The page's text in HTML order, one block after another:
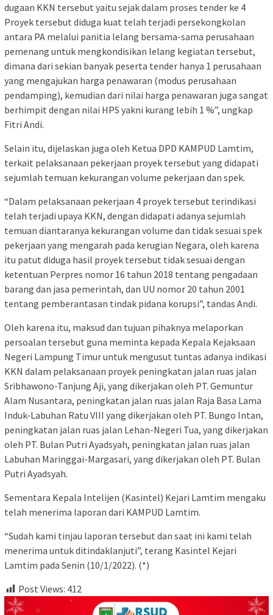
dugaan KKN tersebut yaitu sejak dalam proses tender ke 4
Proyek tersebut diduga kuat telah terjadi persekongkolan
antara PA melalui panitia lelang bersama-sama perusahaan
pemenang untuk mengkondisikan lelang kegiatan tersebut,
dimana dari sekian banyak peserta tender hanya 1 perusahaan
yang mengajukan harga penawaran (modus perusahaan
pendamping), kemudian dari nilai harga penawaran juga sangat
berhimpit dengan nilai HPS yakni kurang lebih 1 %”, ungkap
Fitri Andi.
Selain itu, dijelaskan juga oleh Ketua DPD KAMPUD Lamtim,
terkait pelaksanaan pekerjaan proyek tersebut yang didapati
sejumlah temuan kekurangan volume pekerjaan dan spek.
“Dalam pelaksanaan pekerjaan 4 proyek tersebut terindikasi
telah terjadi upaya KKN, dengan didapati adanya sejumlah
temuan diantaranya kekurangan volume dan tidak sesuai spek
pekerjaan yang mengarah pada kerugian Negara, oleh karena
itu patut diduga hasil proyek tersebut tidak sesuai dengan
ketentuan Perpres nomor 16 tahun 2018 tentang pengadaan
barang dan jasa pemerintah, dan UU nomor 20 tahun 2001
tentang pemberantasan tindak pidana korupsi”, tandas Andi.
Oleh karena itu, maksud dan tujuan pihaknya melaporkan
persoalan tersebut guna meminta kepada Kepala Kejaksaan
Negeri Lampung Timur untuk mengusut tuntas adanya indikasi
KKN dalam pelaksanaan proyek peningkatan jalan ruas jalan
Sribhawono-Tanjung Aji, yang dikerjakan oleh PT. Gemuntur
Alam Nusantara, peningkatan jalan ruas jalan Raja Basa Lama
Induk-Labuhan Ratu VIII yang dikerjakan oleh PT. Bungo Intan,
peningkatan jalan ruas jalan Lehan-Negeri Tua, yang dikerjakan
oleh PT. Bulan Putri Ayadsyah, peningkatan jalan ruas jalan
Labuhan Maringgai-Margasari, yang dikerjakan oleh PT. Bulan
Putri Ayadsyah.
Sementara Kepala Intelijen (Kasintel) Kejari Lamtim mengaku
telah menerima laporan dari KAMPUD Lamtim.
“Sudah kami tinjau laporan tersebut dan saat ini kami telah
menerima untuk ditindaklanjuti”, terang Kasintel Kejari
Lamtim pada Senin (10/1/2022). (*)
Post Views: 412